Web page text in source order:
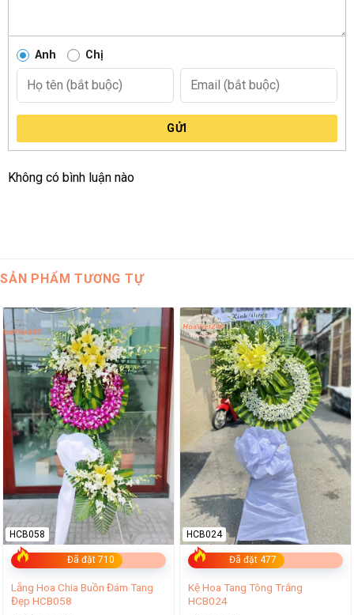
Anh Chị
GỬI
Không có bình luận nào
SẢN PHẨM TƯƠNG TỰ
Đã đặt 710
HCB058
Lẵng Hoa Chia Buồn Đám Tang
Đẹp HCB058
Đã đặt 477
HCB024
Kệ Hoa Tang Tông Trắng
HCB024